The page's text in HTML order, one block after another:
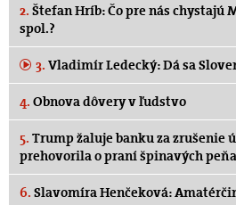
2. Štefan Hríb: Čo pre nás chystajú
spol.?
3. Vladimír Ledecký: Dá sa
4. Obnova dôvery v ľudstvo
5. Trump žaluje banku za zrušenie
prehovorila o praní špinavých
6. Slavomíra Henčeková: